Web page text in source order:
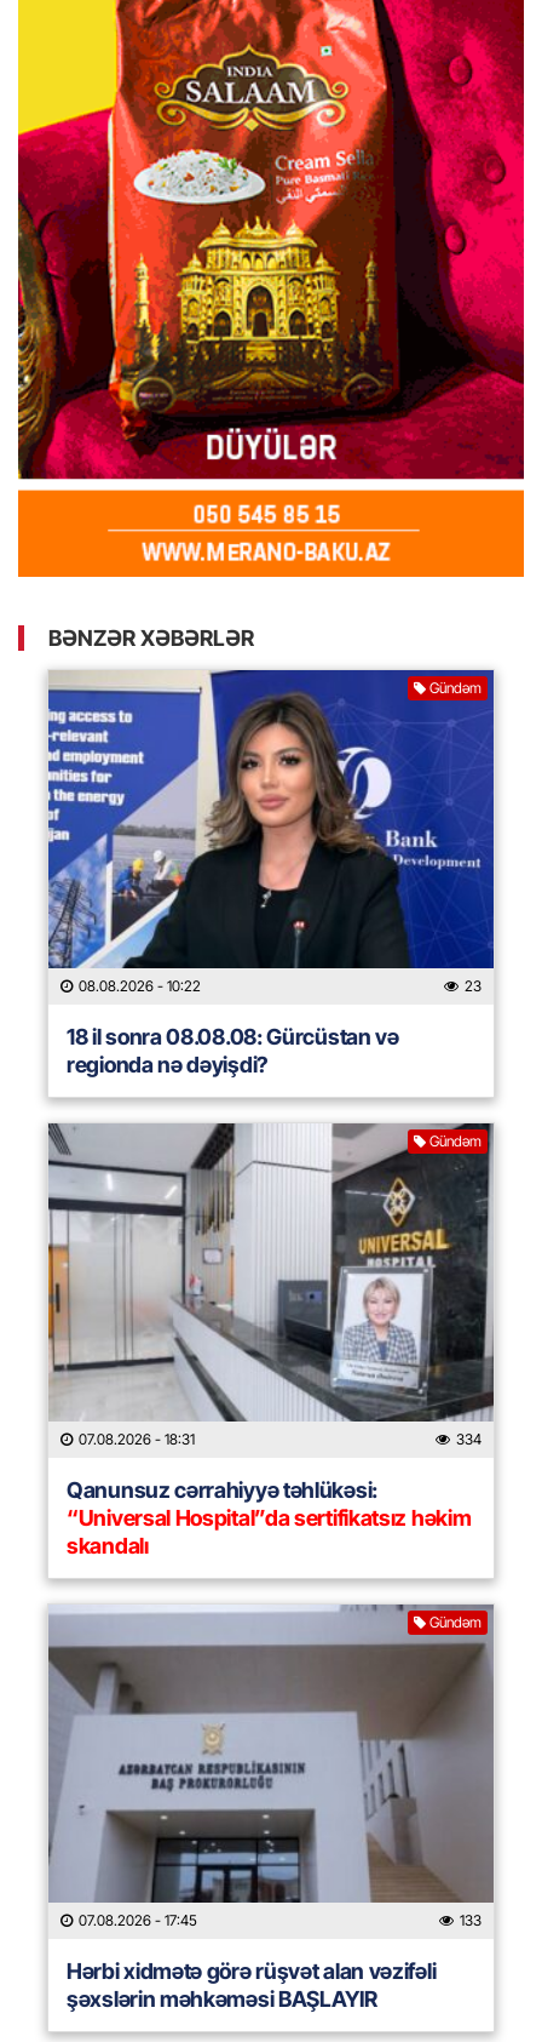
BƏNZƏR XƏBƏRLƏR
Gündəm
08.08.2026 - 10:22 23
18 il sonra 08.08.08: Gürcüstan və
regionda nə dəyişdi?
Gündəm
07.08.2026 - 18:31 334
Qanunsuz cərrahiyyə təhlükəsi:
“Universal Hospital”da sertifikatsız həkim
skandalı
Gündəm
07.08.2026 - 17:45 133
Hərbi xidmətə görə rüşvət alan vəzifəli
şəxslərin məhkəməsi BAŞLAYIR